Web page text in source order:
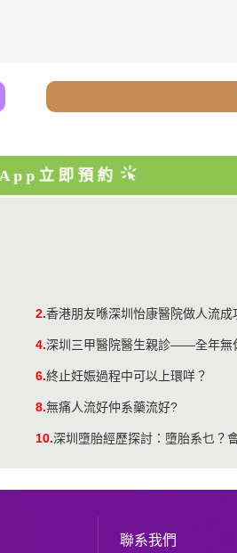
立即預約
2.香港朋友喺深圳怡康醫院做人流
4.深圳三甲醫院醫生親診——全年無
6.終止妊娠過程中可以上環咩？
8.無痛人流好仲系藥流好?
10.深圳墮胎經歷探討：墮胎系乜？
聯系我們